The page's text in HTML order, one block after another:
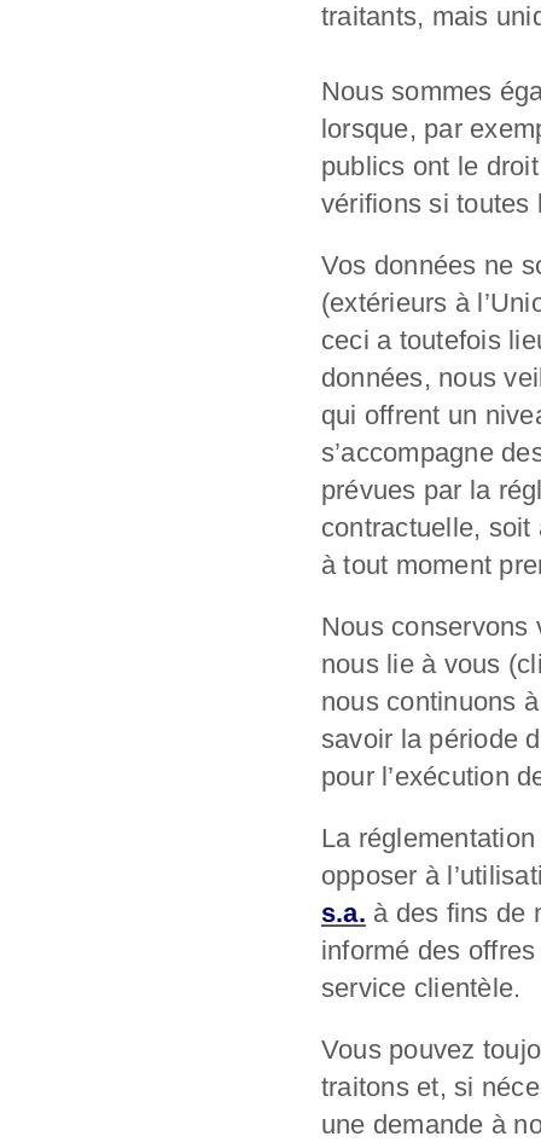
traitants, mais
Nous sommes
lorsque, par
publics ont le
vérifions si toutes
Vos données ne
(extérieurs à
ceci a toutefois
données, nous
qui offrent un
s’accompagne
prévues par la
contractuelle, soit
à tout moment
Nous conservons
nous lie à vous
nous continuons
savoir la période
pour l’exécution
La
opposer à
s.a. à des fins de
informé des
service clientèle.
Vous pouvez
traitons et, si
une demande à